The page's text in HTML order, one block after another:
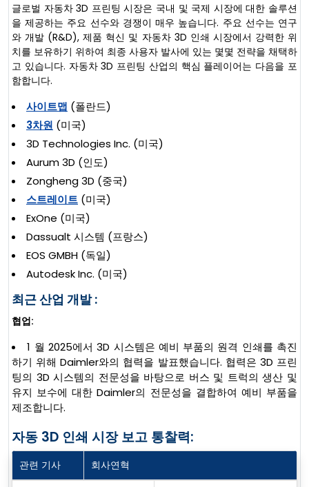
글로벌 자동차 3D 프린팅 시장은 국내 및 국제 시장에 대한 솔루션
을 제공하는 주요 선수와 경쟁이 매우 높습니다. 주요 선수는 연구
와 개발 (R&D), 제품 혁신 및 자동차 3D 인쇄 시장에서 강력한 위
치를 보유하기 위하여 최종 사용자 발사에 있는 몇몇 전략을 채택하
고 있습니다. 자동차 3D 프린팅 산업의 핵심 플레이어는 다음을 포
함합니다.
사이트맵 (폴란드)
3차원 (미국)
3D Technologies Inc. (미국)
Aurum 3D (인도)
Zongheng 3D (중국)
스트레이트 (미국)
ExOne (미국)
Dassualt 시스템 (프랑스)
EOS GMBH (독일)
Autodesk Inc. (미국)
최근 산업 개발 :
협업:
1 월 2025에서 3D 시스템은 예비 부품의 원격 인쇄를 촉진
하기 위해 Daimler와의 협력을 발표했습니다. 협력은 3D 프린
팅의 3D 시스템의 전문성을 바탕으로 버스 및 트럭의 생산 및
유지 보수에 대한 Daimler의 전문성을 결합하여 예비 부품을
제조합니다.
자동 3D 인쇄 시장 보고 통찰력:
관련 기사 회사연혁